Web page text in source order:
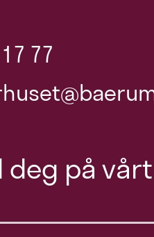
77
deg på